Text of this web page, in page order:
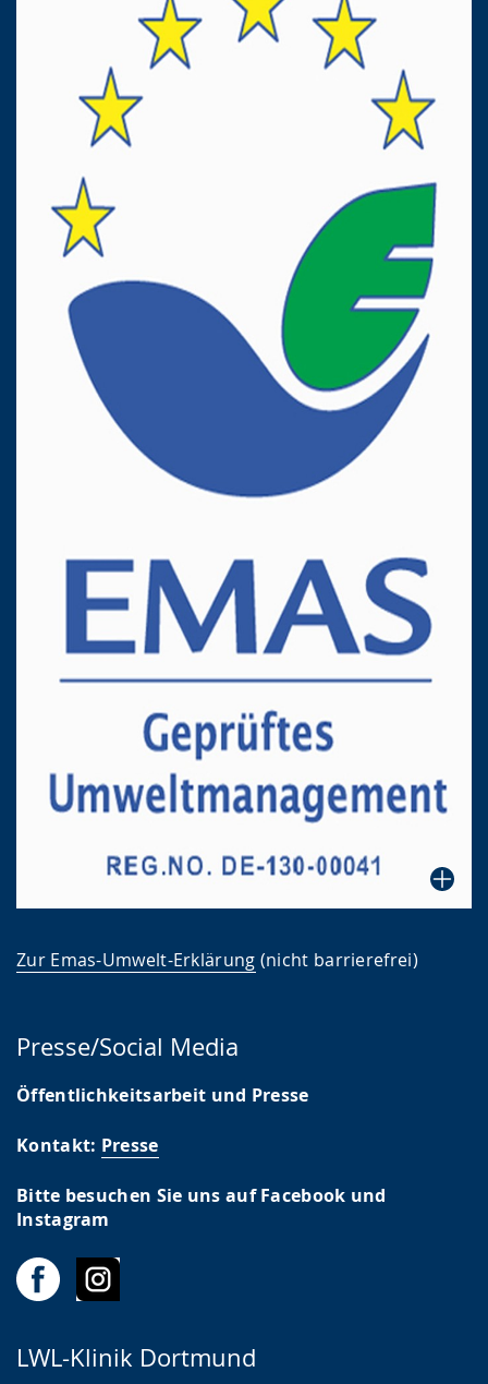
Zur Emas-Umwelt-Erklärung (nicht barrierefrei)
Presse/Social Media
Öffentlichkeitsarbeit und Presse
Kontakt: Presse
Bitte besuchen Sie uns auf Facebook und
Instagram
LWL-Klinik Dortmund